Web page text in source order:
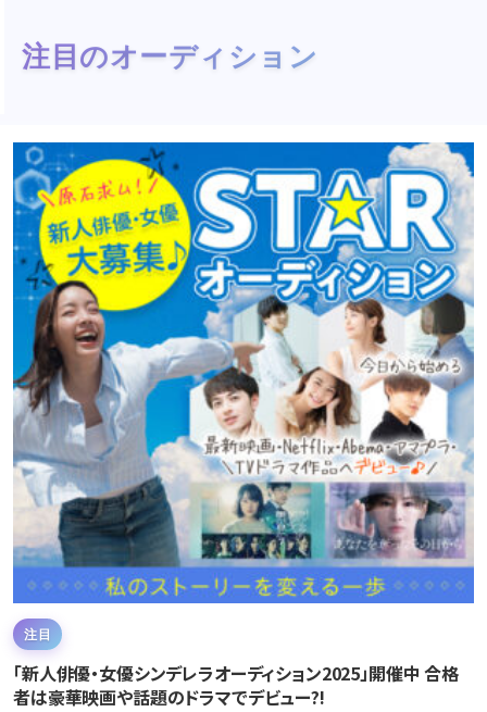
注目のオーディション
注目
「新人俳優・女優シンデレラオーディション2025」開催中 合格
者は豪華映画や話題のドラマでデビュー?!